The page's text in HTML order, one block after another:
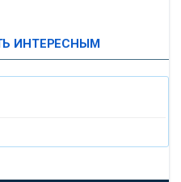
ИНТЕРЕСНЫМ